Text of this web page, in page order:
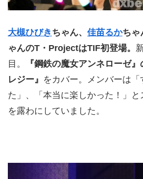
大槻ひびき ちゃん、 佳苗るかちゃ
ゃんのT ・ ProjectはTIF初登場。
目。
『鋼鉄の魔女アンネローゼ
レジー』 をカバー。メンバーは「
た」、「本当に楽しかった！」
を露わにしていました。